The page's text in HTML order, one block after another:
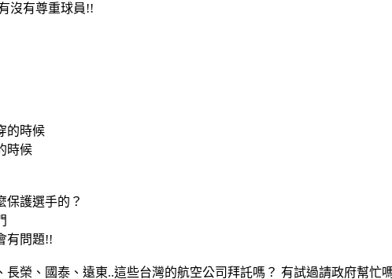
沒有尊重球員!!
的時候
時候
保護選手的？
有問題!!
榮、國泰、遠東..這些台灣的航空公司拜託嗎？ 有試過請政府幫忙